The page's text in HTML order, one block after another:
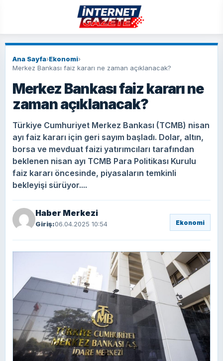
Ana Sayfa›Ekonomi›
Merkez Bankası faiz kararı ne zaman açıklanacak?
Merkez Bankası faiz kararı ne
zaman açıklanacak?
Türkiye Cumhuriyet Merkez Bankası (TCMB) nisan
ayı faiz kararı için geri sayım başladı. Dolar, altın,
borsa ve mevduat faizi yatırımcıları tarafından
beklenen nisan ayı TCMB Para Politikası Kurulu
faiz kararı öncesinde, piyasaların temkinli
bekleyişi sürüyor....
Haber Merkezi
Giriş:06.04.2025 10:54 Ekonomi